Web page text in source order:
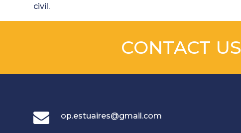
civil.
CONTACT US
op.estuaires@gmail.com